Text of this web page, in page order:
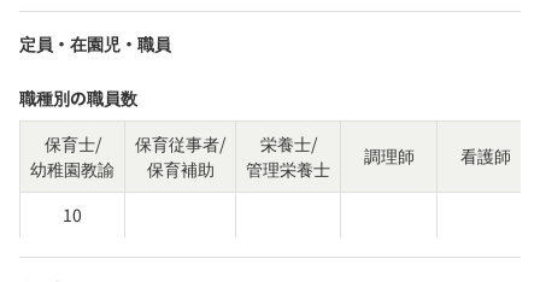
定員・在園児・職員
職種別の職員数
保育士/
幼稚園教諭
保育従事者/
保育補助
栄養士/
管理栄養士
調理師 看護師
10